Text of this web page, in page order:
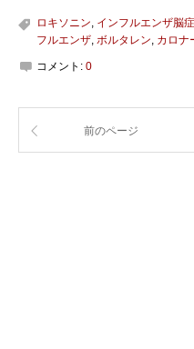
ロキソニン, インフルエンザ脳症
フルエンザ, ボルタレン, カロナ
コメント: 0
前のページ